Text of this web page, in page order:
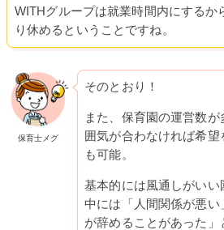
WITHグループは就業時間内にするか
り休めるということですね。
保育士メグ
そのとおり！
また、保育園の運営数
囲気が合わなければ希望
も可能。
基本的には風通しがいい
中には「人間関係が悪い
が辞めることがあった